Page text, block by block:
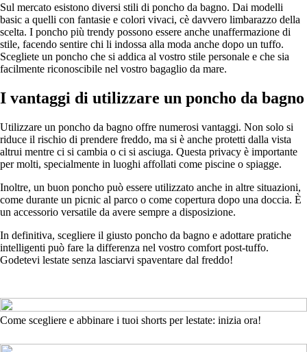
Sul mercato esistono diversi stili di poncho da bagno. Dai modelli
basic a quelli con fantasie e colori vivaci, cè davvero limbarazzo della
scelta. I poncho più trendy possono essere anche unaffermazione di
stile, facendo sentire chi li indossa alla moda anche dopo un tuffo.
Scegliete un poncho che si addica al vostro stile personale e che sia
facilmente riconoscibile nel vostro bagaglio da mare.
I vantaggi di utilizzare un poncho da bagno
Utilizzare un poncho da bagno offre numerosi vantaggi. Non solo si
riduce il rischio di prendere freddo, ma si è anche protetti dalla vista
altrui mentre ci si cambia o ci si asciuga. Questa privacy è importante
per molti, specialmente in luoghi affollati come piscine o spiagge.
Inoltre, un buon poncho può essere utilizzato anche in altre situazioni,
come durante un picnic al parco o come copertura dopo una doccia. È
un accessorio versatile da avere sempre a disposizione.
In definitiva, scegliere il giusto poncho da bagno e adottare pratiche
intelligenti può fare la differenza nel vostro comfort post-tuffo.
Godetevi lestate senza lasciarvi spaventare dal freddo!
Come scegliere e abbinare i tuoi shorts per lestate: inizia ora!